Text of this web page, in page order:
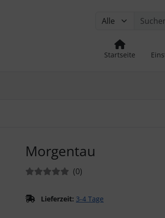
Startseite
Morgentau
Bewertungen:(0Bewertungen
)
Lieferzeit: 3-4 Tage
um zwischen den Bildern zu